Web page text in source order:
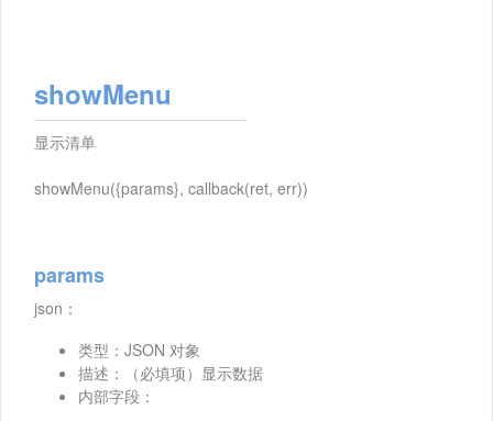
showMenu
显示清单
showMenu({params}, callback(ret, err))
params
json：
类型：JSON 对象
描述：（必填项）显示数据
内部字段：